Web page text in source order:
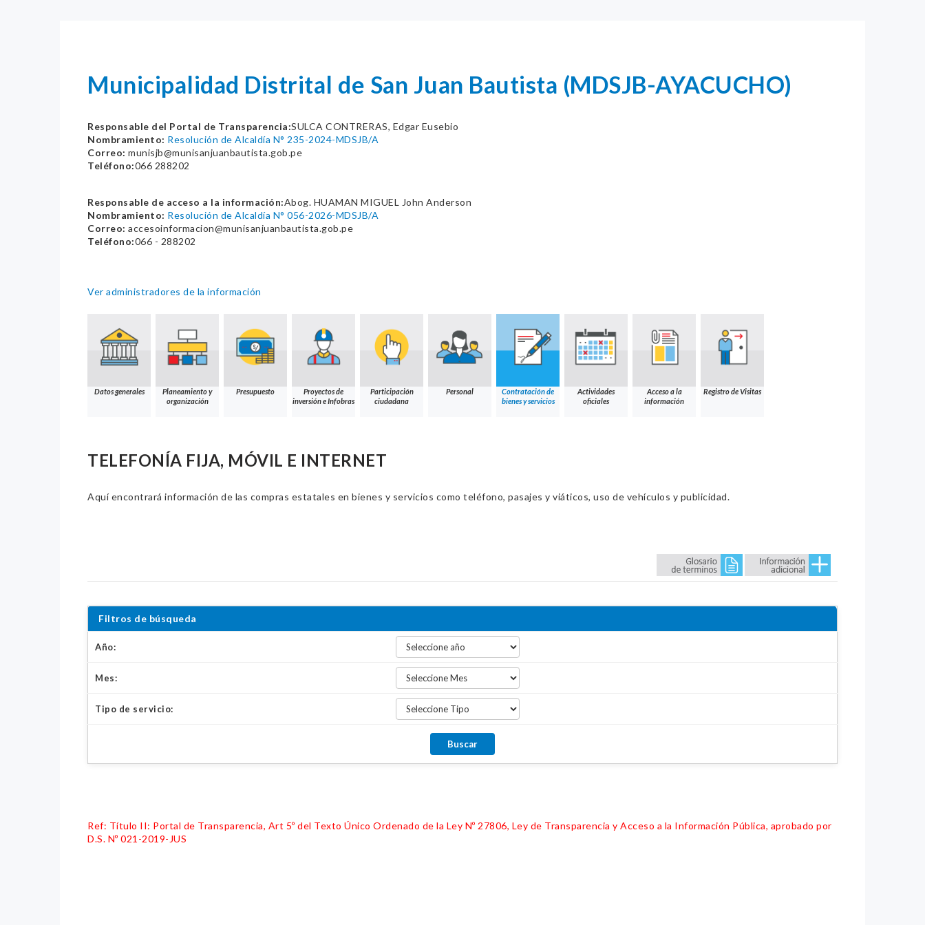
Municipalidad Distrital de San Juan Bautista (MDSJB-AYACUCHO)
Responsable del Portal de Transparencia:SULCA CONTRERAS, Edgar Eusebio
Nombramiento: Resolución de Alcaldía N° 235-2024-MDSJB/A
Correo: munisjb@munisanjuanbautista.gob.pe
Teléfono:066 288202
Responsable de acceso a la información:Abog. HUAMAN MIGUEL John Anderson
Nombramiento: Resolución de Alcaldía N° 056-2026-MDSJB/A
Correo: accesoinformacion@munisanjuanbautista.gob.pe
Teléfono:066 - 288202
Ver administradores de la información
Datos generales
Planeamiento y
organización
Presupuesto
Proyectos de
inversión e Infobras
Participación
ciudadana
Personal
Contratación de
bienes y servicios
Actividades
oficiales
Acceso a la
información
Registro de Visitas
TELEFONÍA FIJA, MÓVIL E INTERNET
Aquí encontrará información de las compras estatales en bienes y servicios como teléfono, pasajes y viáticos, uso de vehículos y publicidad.
Filtros de búsqueda
Año:
Mes:
Tipo de servicio:
Ref: Título II: Portal de Transparencia, Art 5º del Texto Único Ordenado de la Ley Nº 27806, Ley de Transparencia y Acceso a la Información Pública, aprobado por
D.S. Nº 021-2019-JUS